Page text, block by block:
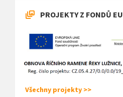
PROJEKTY Z FONDŮ EU
Všechny projekty >>